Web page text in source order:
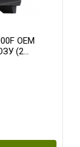
OEM
(2
GDDR7